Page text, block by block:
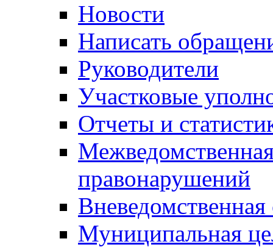
Новости
Написать
Руководители
Участковые
Отчеты и
правонарушений
Вневедомственная
Муниципальная